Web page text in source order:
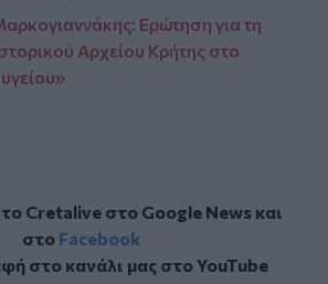
Ερώτηση για τη
Αρχείου Κρήτης στο
Cretalive στο Google Newsκαι
στο Facebook
στο κανάλι μας στοYouTube